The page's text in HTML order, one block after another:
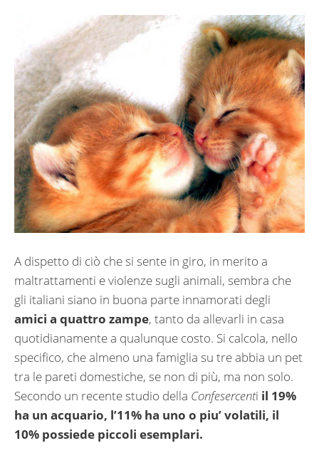
A dispetto di ciò che si sente in giro, in merito a
maltrattamenti e violenze sugli animali, sembra che
gli italiani siano in buona parte innamorati degli
amici a quattro zampe, tanto da allevarli in casa
quotidianamente a qualunque costo. Si calcola, nello
specifico, che almeno una famiglia su tre abbia un pet
tra le pareti domestiche, se non di più, ma non solo.
Secondo un recente studio della Confesercenti il 19%
ha un acquario, l’11% ha uno o piu’ volatili, il
10% possiede piccoli esemplari.